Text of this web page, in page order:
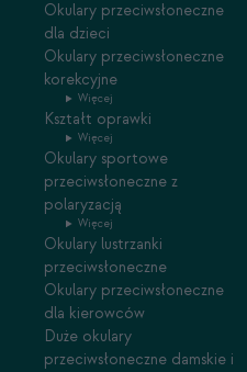
Okulary przeciwsłoneczne
dla dzieci
Okulary przeciwsłoneczne
korekcyjne
Więcej
Kształt oprawki
Więcej
Okulary sportowe
przeciwsłoneczne z
polaryzacją
Więcej
Okulary lustrzanki
przeciwsłoneczne
Okulary przeciwsłoneczne
dla kierowców
Duże okulary
przeciwsłoneczne damskie i